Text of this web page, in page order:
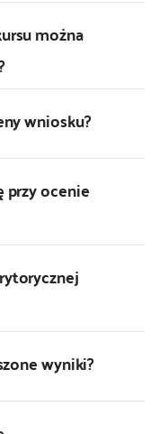
można
wniosku?
przy ocenie
wyniki?